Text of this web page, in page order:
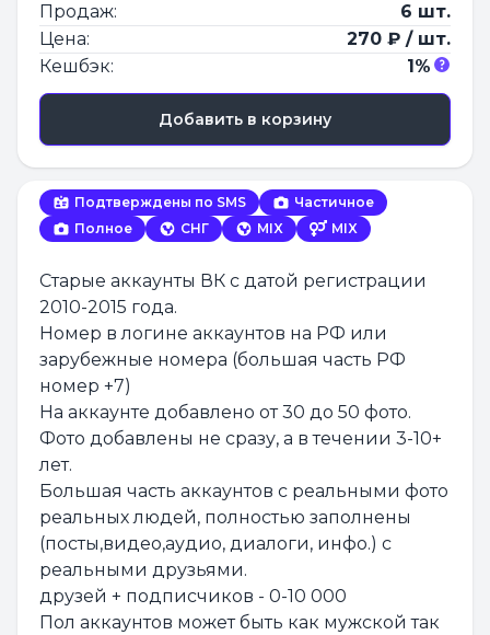
Подтверждены по SMS
Частичное
Полное
СНГ MIX MIX
Старые аккаунты ВК с датой регистрации
2010-2015 года.
Номер в логине аккаунтов на РФ или
зарубежные номера (большая часть РФ
номер +7)
На аккаунте добавлено от 30 до 50 фото.
Фото добавлены не сразу, а в течении 3-10+
лет.
Большая часть аккаунтов с реальными фото
реальных людей, полностью заполнены
(посты,видео,аудио, диалоги, инфо.) с
реальными друзьями.
друзей + подписчиков - 0-10 000
Пол аккаунтов может быть как мужской так
Продаж:
6 шт.
Цена:
270 ₽ / шт.
Кешбэк:
1%
Добавить в корзину